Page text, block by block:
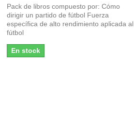
Pack de libros compuesto por: Cómo
dirigir un partido de fútbol Fuerza
específica de alto rendimiento aplicada al
fútbol
En stock